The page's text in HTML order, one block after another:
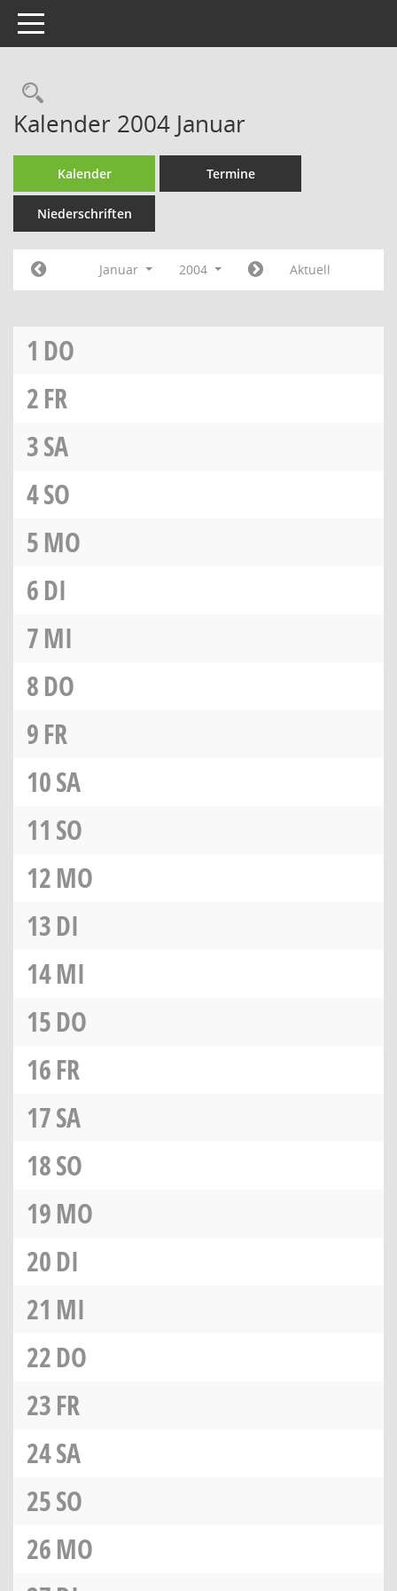
Toggle navigation
Rechercheauswahl
Kalender 2004 Januar
Kalender Termine
Niederschriften
Januar 2004 Aktuell
1 DO
2FR
3SA
4SO
5MO
6DI
7MI
8DO
9FR
10SA
11 SO
12MO
13DI
14MI
15DO
16FR
17SA
18SO
19MO
20DI
21 MI
22DO
23FR
24SA
25SO
26MO